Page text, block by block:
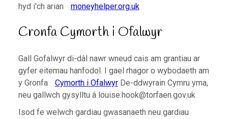
hyd i'ch arian
moneyhelper.org.uk
Cronfa Cymorth i Ofalwyr
Gall Gofalwyr di-dâl nawr wneud cais am grantiau ar
gyfer eitemau hanfodol. I gael rhagor o wybodaeth am
y Gronfa
Cymorth i OfalwyrDe-ddwyrain Cymru yma,
neu gallwch gysylltu â louise.hook@torfaen.gov.uk
Isod fe welwch gardiau gwasanaeth neu gardiau